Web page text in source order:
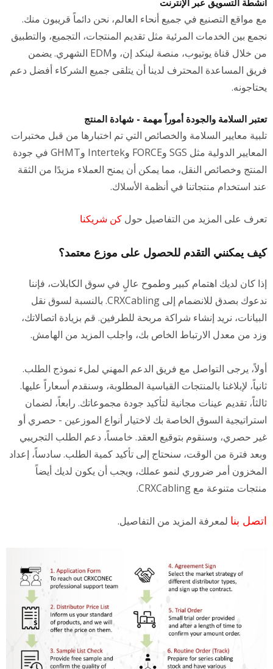
أنشطة التسويق عبر الإنترنت
مع مواقع التصنيع في جميع أنحاء العالم، نحن دائماً قريبون منك.
نجمع بين الخدمات المرئية مثل تقديم المنتجات، التجميع، والتطبيق
من خلال قناة يوتيوب، منصة لينكد إن، وEDM الشهري. يضمن
فريق المساعدة المحترف لدينا أن يتلقى جميع الشركاء أفضل دعم
يحتاجونه.
تعتبر السلامة والجودة أموراً مهمة - شهادة المنتج
تلبية معايير السلامة والخصائص التي تم اختبارها من قبل مختبرات
المعايير الدولية مثل SGS وFORCE وIntertek وGHMT في جودة
المنتج وخصائص النقل، مما يمكن أن يمنح العملاء مزيدًا من الثقة
عند استخدام منتجاتنا في أنظمة الأسلاك.
تعرف على المزيد من التفاصيل حول كن شريكنا
كيف يمكنني التقدم للحصول على موزع معتمد؟
إذا كان لديك اهتمام كبير وطموح عالٍ في سوق الكابلات، فإننا
ندعوك بصدق للانضمام إلى CRXCabling. بالنسبة لسوق نقل
البيانات، نريد إنشاء شراكة مربحة للطرفين. قم بزيادة اتصالاتك،
وزد من معدل الارتباط الخاص بك، واجلب المزيد من الهامش.
أولاً، يرجى التواصل مع فريق الدعم المهني لملء نموذج الطلب.
ثانياً، لإبلاغنا بالمنتجات القياسية المطلوبة، وسنقدم أسعاراً عليها.
ثالثاً، تقديم عينات مجانية لتأكيد جودة مجموعاتك. رابعاً، لضمان
استراتيجية السوق الخاصة بك لاختيار أنواع الموزعين - حصري أو
غير حصري، وسنقوم بتوقيع العقد. خامساً، دعم الطلب التجريبي
وبعد فترة من الوقت، سنحتاج إلى تأكيد كمية الطلب. سادساً، إعداد
المخزون أمر ضروري لنمو عملك، ويجب أن يكون لديك أيضاً
منتجات متنوعة مع CRXCabling.
اتصل بنا لمعرفة المزيد من التفاصيل.